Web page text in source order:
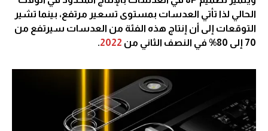
الحالي لذا تأتي العدسات بمستوى تسعير مرتفع، بينما تشير
التوقعات إلى أن إنتاج هذه الفئة من العدسات سيرتفع من
70 إلى 80% في النصف الثاني من
2022
.